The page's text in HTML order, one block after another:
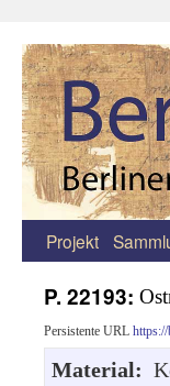
Zum
springen
Projekt
P. 22193:
Persistente URL
Material: